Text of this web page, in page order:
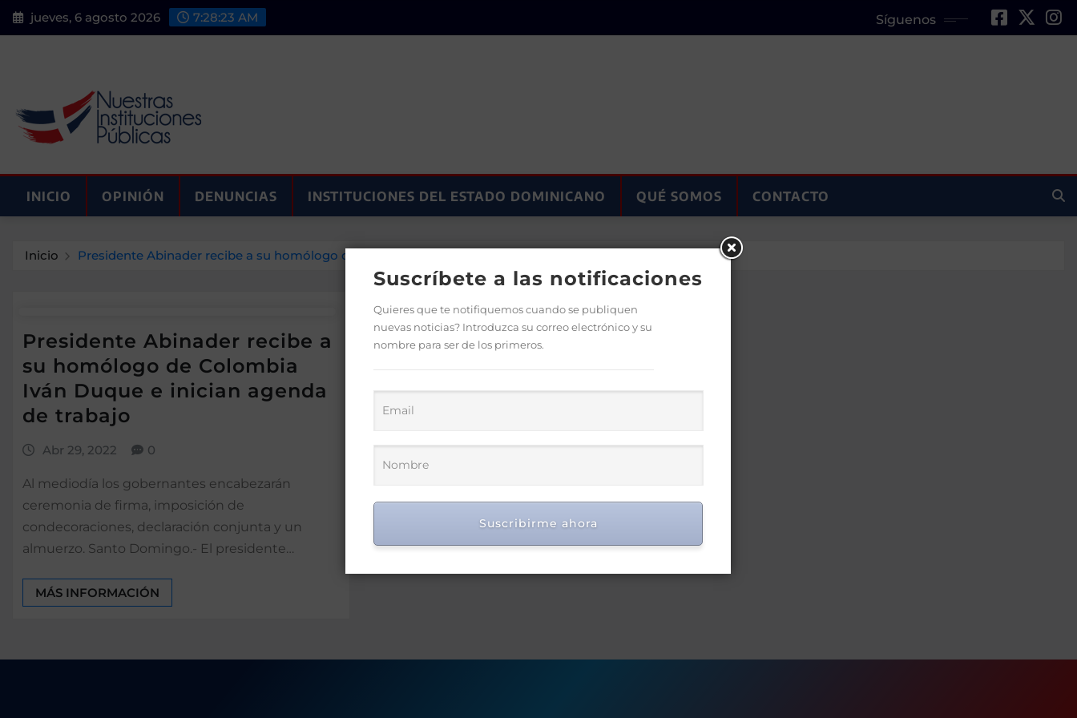
Saltar
al
jueves, 6 agosto 2026 7:28:23 AM Síguenos
INICIO OPINIÓN DENUNCIAS INSTITUCIONES DEL ESTADO DOMINICANO QUÉ SOMOS CONTACTO
Inicio Presidente Abinader recibe a su homólogo de Colombia Iván Duque e inician agenda de trabajo
Presidente Abinader recibe a
su homólogo de Colombia
Iván Duque e inician agenda
de trabajo
Abr 29, 2022 0
Al mediodía los gobernantes encabezarán
ceremonia de firma, imposición de
condecoraciones, declaración conjunta y un
almuerzo. Santo Domingo.- El presidente…
MÁS INFORMACIÓN
Suscríbete a las notificaciones
Quieres que te notifiquemos cuando se publiquen
nuevas noticias? Introduzca su correo electrónico y su
nombre para ser de los primeros.
Suscribirme ahora